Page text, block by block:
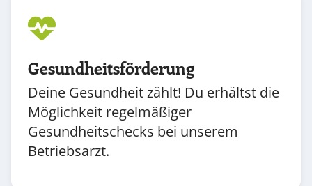
Gesundheitsförderung
Deine Gesundheit zählt! Du erhältst die
Möglichkeit regelmäßiger
Gesundheitschecks bei unserem
Betriebsarzt.